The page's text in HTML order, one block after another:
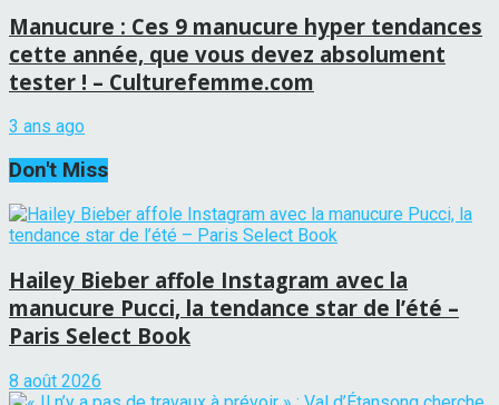
Manucure : Ces 9 manucure hyper tendances
cette année, que vous devez absolument
tester ! – Culturefemme.com
3 ans ago
Don't Miss
Hailey Bieber affole Instagram avec la
manucure Pucci, la tendance star de l’été –
Paris Select Book
8 août 2026